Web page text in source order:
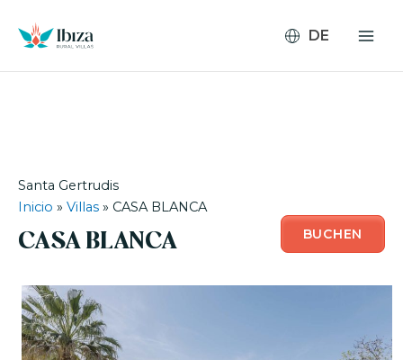
Inhalt
springen
Santa Gertrudis
Inicio » Villas » CASA BLANCA
CASA BLANCA BUCHEN